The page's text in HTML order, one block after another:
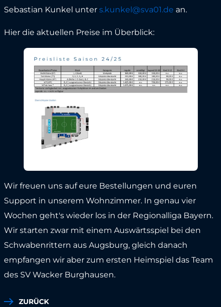
Sebastian Kunkel unter s.kunkel@sva01.de an.
Hier die aktuellen Preise im Überblick:
Wir freuen uns auf eure Bestellungen und euren
Support in unserem Wohnzimmer. In genau vier
Wochen geht's wieder los in der Regionalliga Bayern.
Wir starten zwar mit einem Auswärtsspiel bei den
Schwabenrittern aus Augsburg, gleich danach
empfangen wir aber zum ersten Heimspiel das Team
des SV Wacker Burghausen.
ZURÜCK